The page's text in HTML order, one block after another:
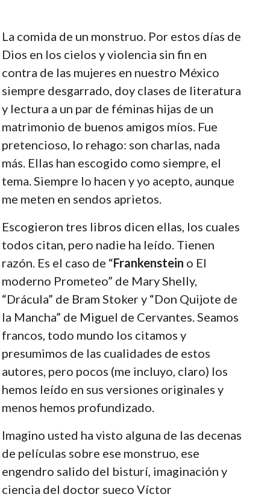
La comida de un monstruo. Por estos días de
Dios en los cielos y violencia sin fin en
contra de las mujeres en nuestro México
siempre desgarrado, doy clases de literatura
y lectura a un par de féminas hijas de un
matrimonio de buenos amigos míos. Fue
pretencioso, lo rehago: son charlas, nada
más. Ellas han escogido como siempre, el
tema. Siempre lo hacen y yo acepto, aunque
me meten en sendos aprietos.
Escogieron tres libros dicen ellas, los cuales
todos citan, pero nadie ha leído. Tienen
razón. Es el caso de “Frankenstein o El
moderno Prometeo” de Mary Shelly,
“Drácula” de Bram Stoker y “Don Quijote de
la Mancha” de Miguel de Cervantes. Seamos
francos, todo mundo los citamos y
presumimos de las cualidades de estos
autores, pero pocos (me incluyo, claro) los
hemos leído en sus versiones originales y
menos hemos profundizado.
Imagino usted ha visto alguna de las decenas
de películas sobre ese monstruo, ese
engendro salido del bisturí, imaginación y
ciencia del doctor sueco Víctor